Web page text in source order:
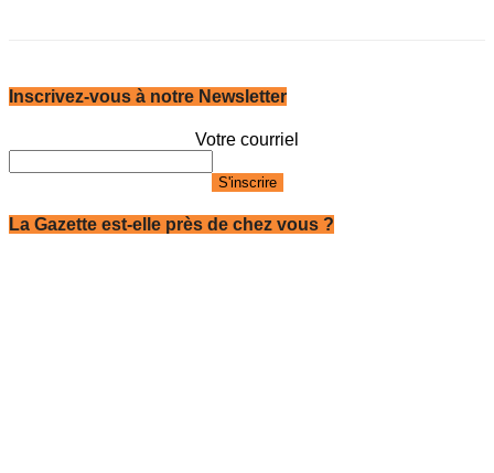
Inscrivez-vous à notre Newsletter
Votre courriel
La Gazette est-elle près de chez vous ?